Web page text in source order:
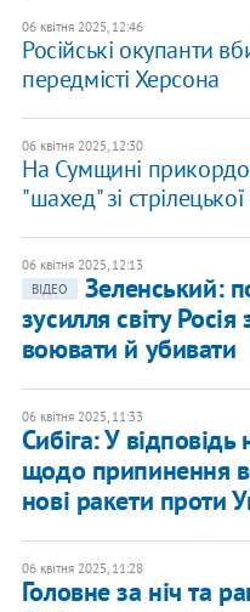
06 квітня 2025, 12:46
Російські окупанти
передмісті Херсона
06 квітня 2025, 12:30
На Сумщині
"шахед" зі
06 квітня 2025, 12:13
ВІДЕО
Зеленський:
зусилля світу
воювати й убивати
06 квітня 2025, 11:33
Сибіга: У
щодо припинення
нові ракети проти
06 квітня 2025, 11:28
Головне за ніч та